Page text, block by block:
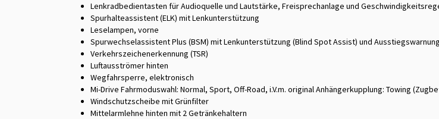
Lenkradbedientasten für Audioquelle und Lautstärke, Freisprechanlage und
Spurhalteassistent (ELK) mit Lenkunterstützung
Leselampen, vorne
Spurwechselassistent Plus (BSM) mit Lenkunterstützung (Blind Spot Assist) und
Verkehrszeichenerkennung (TSR)
Luftausströmer hinten
Wegfahrsperre, elektronisch
Mi-Drive Fahrmoduswahl: Normal, Sport, Off-Road, i.V.m. original Anhängerkupplung: Towing
Windschutzscheibe mit Grünfilter
Mittelarmlehne hinten mit 2 Getränkehaltern